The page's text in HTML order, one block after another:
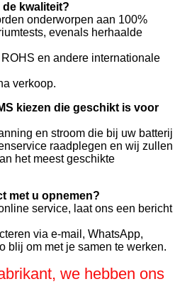
kwaliteit?
onderworpen aan 100%
evenals herhaalde
en andere internationale
verkoop.
kiezen die geschikt is voor
en stroom die bij uw batterij
raadplegen en wij zullen
het meest geschikte
met u opnemen?
service, laat ons een bericht
via e-mail, WhatsApp,
blij om met je samen te werken.
we hebben ons